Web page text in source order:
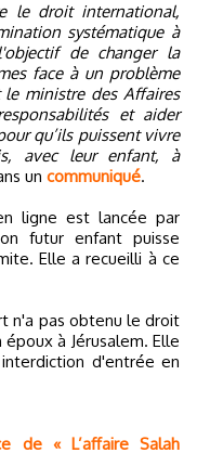
le droit international,
systématique à
de changer la
face à un problème
ministre des Affaires
et aider
qu’ils puissent vivre
avec leur enfant, à
un communiqué.
ligne est lancée par
futur enfant puisse
Elle a recueilli à ce
n'a pas obtenu le droit
à Jérusalem. Elle
d'entrée en
de « L’affaire Salah